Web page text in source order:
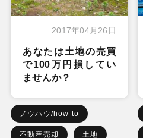
2017年04月26日
あなたは土地の売買
で100万円損してい
ませんか？
ノウハウ/how to
不動産売却 土地